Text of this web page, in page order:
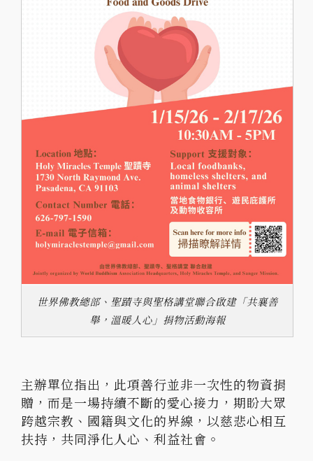
世界佛教總部、聖蹟寺與聖格講堂聯合啟建「共襄善
舉，溫暖人心」捐物活動海報
主辦單位指出，此項善行並非一次性的物資捐
贈，而是一場持續不斷的愛心接力，期盼大眾
跨越宗教、國籍與文化的界線，以慈悲心相互
扶持，共同淨化人心、利益社會。